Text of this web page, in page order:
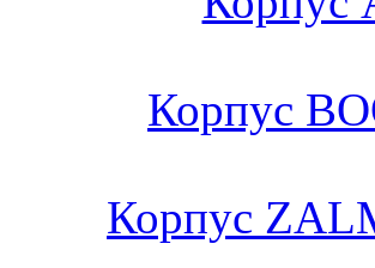
Корпус
Корпус